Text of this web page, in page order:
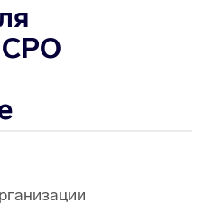
СРО